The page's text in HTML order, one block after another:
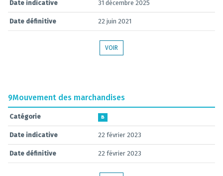
Date indicative 31 décembre 2025
Date définitive 22 juin 2021
VOIR
9Mouvement des marchandises
Catégorie B
Date indicative 22 février 2023
Date définitive 22 février 2023